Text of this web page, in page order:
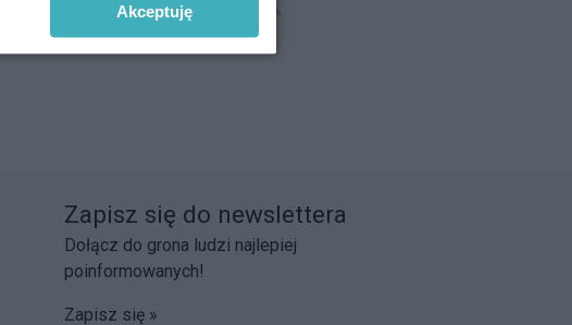
REKLAMA
Zapisz się do newslettera
Dołącz do grona ludzi najlepiej
poinformowanych!
Zapisz się »
Akceptuję